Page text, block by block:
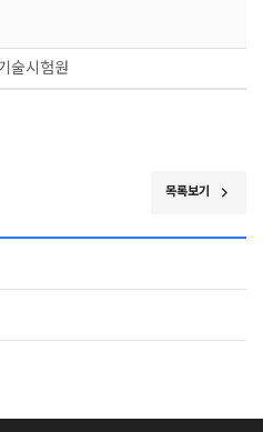
술시험원
목록보기